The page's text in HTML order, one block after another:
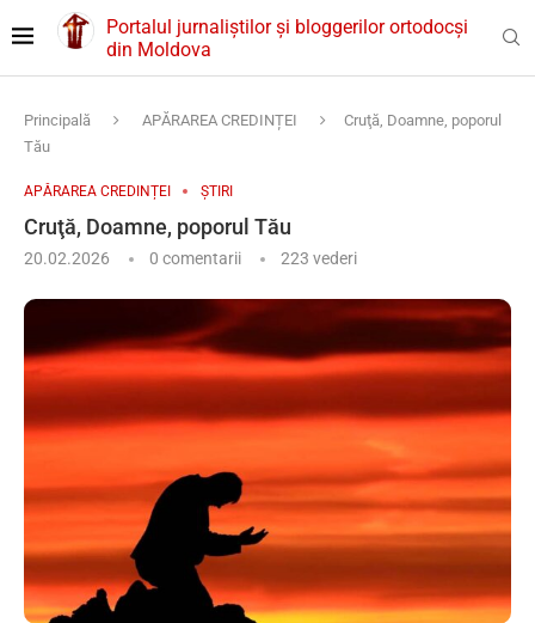
Portalul jurnaliștilor și bloggerilor ortodocși
din Moldova
Principală APĂRAREA CREDINȚEI
Cruţă, Doamne, poporul
Tău
APĂRAREA CREDINȚEI ȘTIRI
Cruţă, Doamne, poporul Tău
20.02.2026 0 comentarii 223 vederi